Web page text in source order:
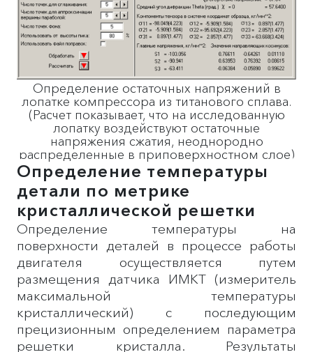
Определение остаточных напряжений в
лопатке компрессора из титанового сплава.
(Расчет показывает, что на исследованную
лопатку воздействуют остаточные
напряжения сжатия, неоднородно
распределенные в приповерхностном слое)
Определение температуры
детали по метрике
кристаллической решетки
Определение температуры на
поверхности деталей в процессе работы
двигателя осуществляется путем
размещения датчика ИМКТ (измеритель
максимальной температуры
кристаллический) с последующим
прецизионным определением параметра
решетки кристалла. Результаты